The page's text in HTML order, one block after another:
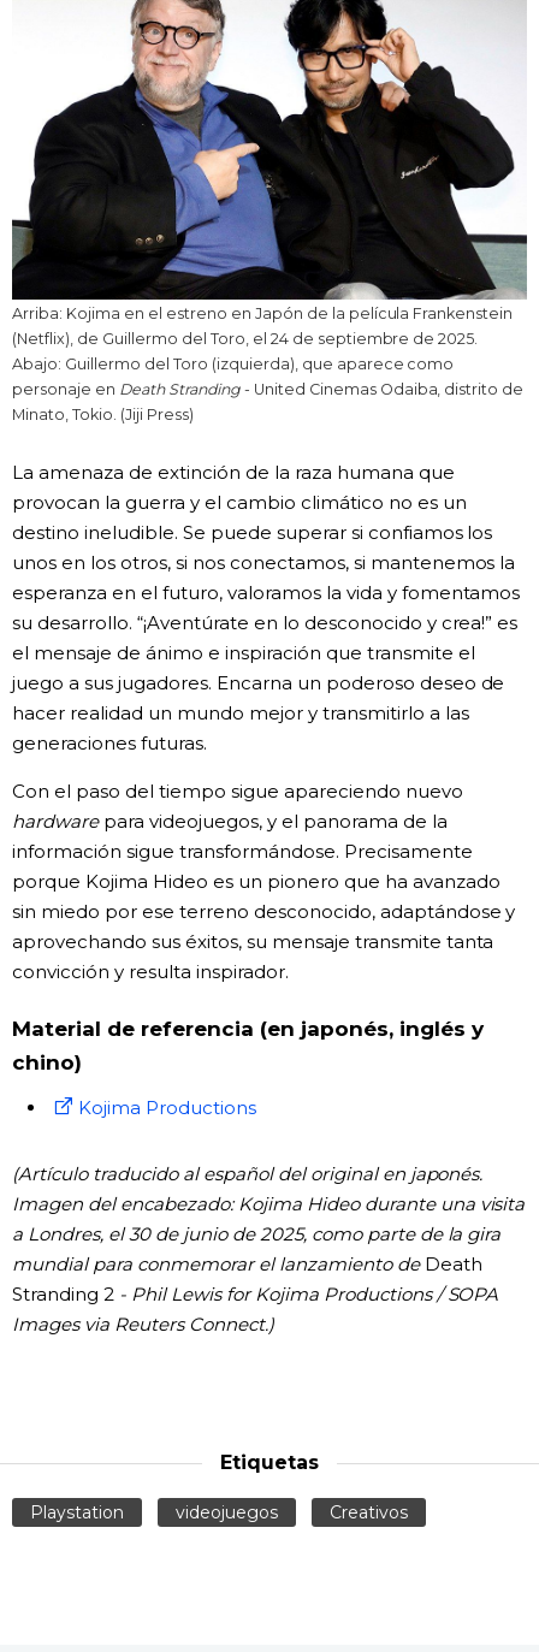
Arriba: Kojima en el estreno en Japón de la película Frankenstein
(Netflix), de Guillermo del Toro, el 24 de septiembre de 2025.
Abajo: Guillermo del Toro (izquierda), que aparece como
personaje en Death Stranding- United Cinemas Odaiba, distrito de
Minato, Tokio. (Jiji Press)
La amenaza de extinción de la raza humana que
provocan la guerra y el cambio climático no es un
destino ineludible. Se puede superar si confiamos los
unos en los otros, si nos conectamos, si mantenemos la
esperanza en el futuro, valoramos la vida y fomentamos
su desarrollo. “¡Aventúrate en lo desconocido y crea!” es
el mensaje de ánimo e inspiración que transmite el
juego a sus jugadores. Encarna un poderoso deseo de
hacer realidad un mundo mejor y transmitirlo a las
generaciones futuras.
Con el paso del tiempo sigue apareciendo nuevo
hardwarepara videojuegos, y el panorama de la
información sigue transformándose. Precisamente
porque Kojima Hideo es un pionero que ha avanzado
sin miedo por ese terreno desconocido, adaptándose y
aprovechando sus éxitos, su mensaje transmite tanta
convicción y resulta inspirador.
Material de referencia (en japonés, inglés y
chino)
Kojima Productions
(Artículo traducido al español del original en japonés.
Imagen del encabezado: Kojima Hideo durante una visita
a Londres, el 30 de junio de 2025, como parte de la gira
mundial para conmemorar el lanzamiento de Death
Stranding 2- Phil Lewis for Kojima Productions / SOPA
Images via Reuters Connect.)
Etiquetas
Playstation videojuegos Creativos